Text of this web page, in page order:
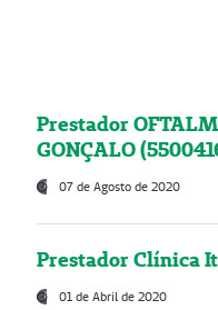
Prestador
GONÇALO
07 de Agosto de 2020
Prestador Clínica
01 de Abril de 2020